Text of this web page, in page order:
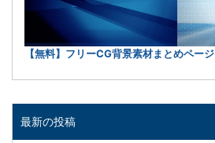
【無料】フリーCG背景素材まとめページ
最新の投稿